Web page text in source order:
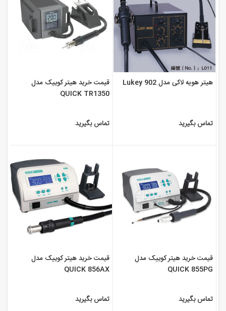
هیتر هویه لاکی مدل Lukey 902
تماس بگیرید
قیمت خرید هیتر کوییک مدل
QUICK TR1350
تماس بگیرید
قیمت خرید هیتر کوییک مدل
QUICK 855PG
تماس بگیرید
قیمت خرید هیتر کوییک مدل
QUICK 856AX
تماس بگیرید